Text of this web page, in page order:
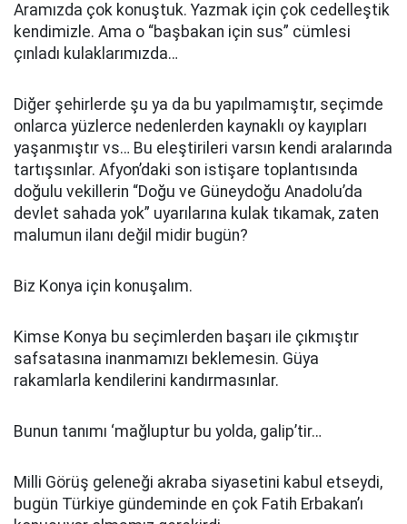
Aramızda çok konuştuk. Yazmak için çok cedelleştik
kendimizle. Ama o “başbakan için sus” cümlesi
çınladı kulaklarımızda…
Diğer şehirlerde şu ya da bu yapılmamıştır, seçimde
onlarca yüzlerce nedenlerden kaynaklı oy kayıpları
yaşanmıştır vs… Bu eleştirileri varsın kendi aralarında
tartışsınlar. Afyon’daki son istişare toplantısında
doğulu vekillerin “Doğu ve Güneydoğu Anadolu’da
devlet sahada yok” uyarılarına kulak tıkamak, zaten
malumun ilanı değil midir bugün?
Biz Konya için konuşalım.
Kimse Konya bu seçimlerden başarı ile çıkmıştır
safsatasına inanmamızı beklemesin. Güya
rakamlarla kendilerini kandırmasınlar.
Bunun tanımı ‘mağluptur bu yolda, galip’tir…
Milli Görüş geleneği akraba siyasetini kabul etseydi,
bugün Türkiye gündeminde en çok Fatih Erbakan’ı